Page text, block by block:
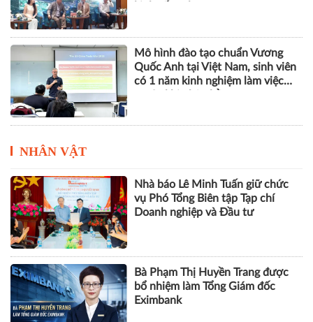
Mô hình đào tạo chuẩn Vương
Quốc Anh tại Việt Nam, sinh viên
có 1 năm kinh nghiệm làm việc
NHÂN VẬT
Nhà báo Lê Minh Tuấn giữ chức
vụ Phó Tổng Biên tập Tạp chí
Doanh nghiệp và Đầu tư
Bà Phạm Thị Huyền Trang được
bổ nhiệm làm Tổng Giám đốc
Eximbank